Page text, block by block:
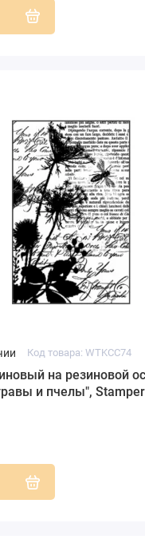
Код товара: WTKCC74
на резиновой
и пчелы",